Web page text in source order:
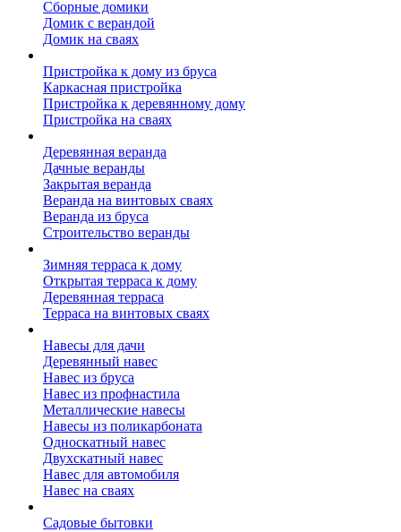
Сборные домики
Домик с верандой
Домик на сваях
Пристройка к дому из бруса
Каркасная пристройка
Пристройка к деревянному дому
Пристройка на сваях
Деревянная веранда
Дачные веранды
Закрытая веранда
Веранда на винтовых сваях
Веранда из бруса
Строительство веранды
Зимняя терраса к дому
Открытая терраса к дому
Деревянная терраса
Терраса на винтовых сваях
Навесы для дачи
Деревянный навес
Навес из бруса
Навес из профнастила
Металлические навесы
Навесы из поликарбоната
Односкатный навес
Двухскатный навес
Навес для автомобиля
Навес на сваях
Садовые бытовки